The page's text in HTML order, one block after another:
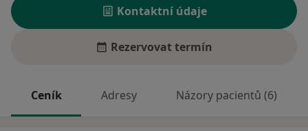
Kontaktní údaje
Rezervovat termín
Ceník Adresy Názory pacientů (6)